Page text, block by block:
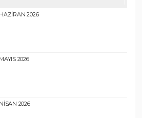
HAZİRAN 2026
MAYIS 2026
NİSAN 2026